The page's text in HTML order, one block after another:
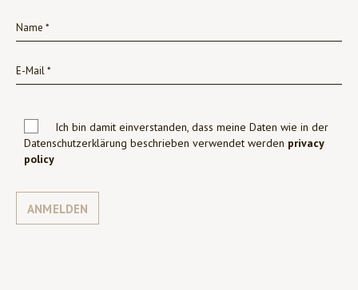
Ich bin damit einverstanden, dass meine Daten wie in der
Datenschutzerklärung beschrieben verwendet werden privacy
policy
ANMELDEN